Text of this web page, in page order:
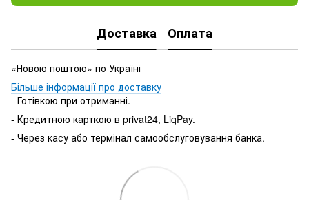
Доставка Оплата
«Новою поштою» по Україні
Більше інформації про доставку
- Готівкою при отриманні.
- Кредитною карткою в privat24, LiqPay.
- Через касу або термінал самообслуговування банка.